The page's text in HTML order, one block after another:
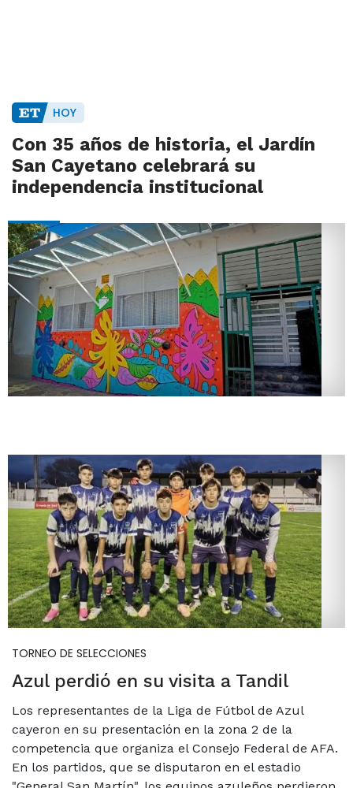
HOY
Con 35 años de historia, el Jardín
San Cayetano celebrará su
independencia institucional
TORNEO DE SELECCIONES
Azul perdió en su visita a Tandil
Los representantes de la Liga de Fútbol de Azul
cayeron en su presentación en la zona 2 de la
competencia que organiza el Consejo Federal de AFA.
En los partidos, que se disputaron en el estadio